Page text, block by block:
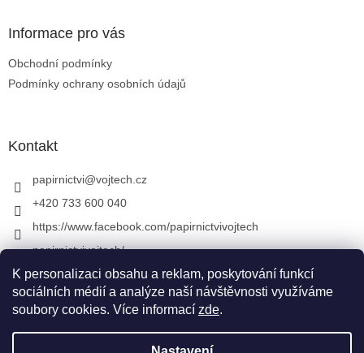
K personalizaci obsahu a reklam, poskytování funkcí
sociálních médií a analýze naší návštěvnosti využíváme
soubory cookies. Více informací zde.
Informace pro vás
Obchodní podmínky
Podmínky ochrany osobních údajů
Kontakt
papirnictvi@vojtech.cz
+420 733 600 040
https://www.facebook.com/papirnictvivojtech
papirnictvivojtech/
+420 733 600 040
Vytvořil Shoptet&